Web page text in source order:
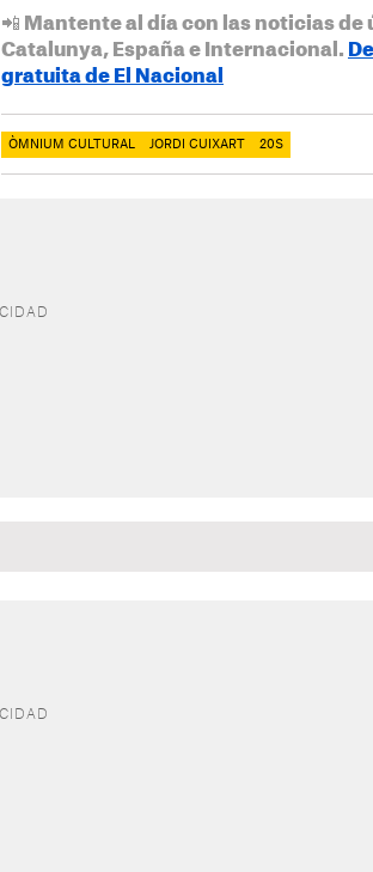
📲 Mantente al día con las noticias de
Catalunya, España e Internacional.
gratuita de El Nacional
ÒMNIUM CULTURAL JORDI CUIXART 20S